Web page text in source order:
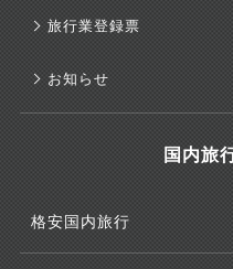
旅行業登録票
お知らせ
国内旅
格安国内旅行